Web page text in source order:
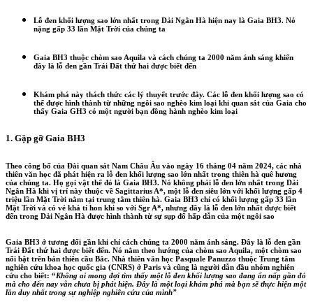
Lỗ đen khối lượng sao lớn nhất trong Dải Ngân Hà hiện nay là Gaia BH3. Nó
nặng gấp 33 lần Mặt Trời của chúng ta
Gaia BH3 thuộc chòm sao Aquila và cách chúng ta 2000 năm ánh sáng khiến
đây là lỗ đen gần Trái Đất thứ hai được biết đến
Khám phá này thách thức các lý thuyết trước đây. Các lỗ đen khối lượng sao có
thể được hình thành từ những ngôi sao nghèo kim loại khi quan sát của Gaia cho
thấy Gaia GH3 có một người bạn đồng hành nghèo kim loại
1. Gặp gỡ Gaia BH3
Theo công bố của Đài quan sát Nam Châu Âu vào ngày 16 tháng 04 năm 2024, các nhà
thiên văn học đã phát hiện ra lỗ đen khối lượng sao lớn nhất trong thiên hà quê hương
của chúng ta. Họ gọi vật thể đó là Gaia BH3. Nó không phải lỗ đen lớn nhất trong Dải
Ngân Hà khi vị trí này thuộc về Sagittarius A*, một lỗ đen siêu lớn với khối lượng gấp 4
triệu lần Mặt Trời nằm tại trung tâm thiên hà. Gaia BH3 chỉ có khối lượng gấp 33 lần
Mặt Trời và có vẻ khá tí hon khi so với Sgr A*, nhưng đây là lỗ đen lớn nhất được biết
đến trong Dải Ngân Hà được hình thành từ sự sụp đổ hấp dẫn của một ngôi sao
Gaia BH3 ở tương đối gần khi chỉ cách chúng ta 2000 năm ánh sáng. Đây là lỗ đen gần
Trái Đất thứ hai được biết đến. Nó nằm theo hướng của chòm sao Aquila, một chòm sao
nổi bật trên bán thiên cầu Bắc. Nhà thiên văn học Pasquale Panuzzo thuộc Trung tâm
nghiên cứu khoa học quốc gia (CNRS) ở Paris và cũng là người dẫn đầu nhóm nghiên
cứu cho biết: “Không ai mong đợi tìm thấy một lỗ đen khối lượng sao đang ẩn nấp gần đó
mà cho đến nay vẫn chưa bị phát hiện. Đây là một loại khám phá mà bạn sẽ thực hiện một
lần duy nhất trong sự nghiệp nghiên cứu của mình”